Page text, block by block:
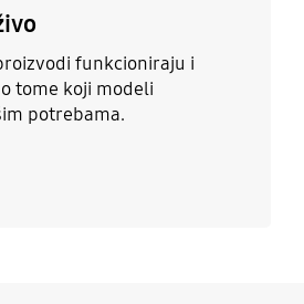
funkcioniraju i
tome koji modeli
potrebama.